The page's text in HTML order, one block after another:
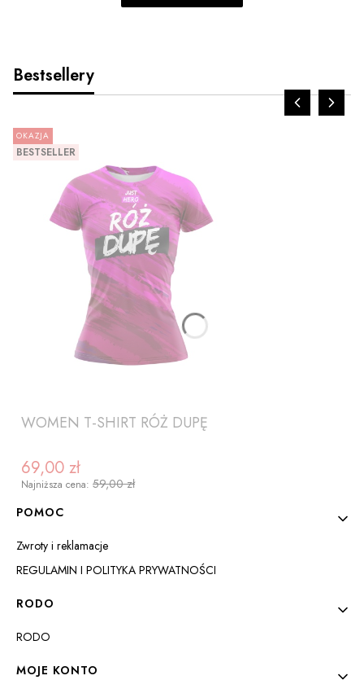
Bestsellery
OKAZJA
BESTSELLER
WOMEN T-SHIRT RÓŻ DUPĘ
Cena promocyjna
69,00 zł
Najniższa cena: 59,00 zł
Linki w stopce
POMOC
Zwroty i reklamacje
REGULAMIN I POLITYKA PRYWATNOŚCI
RODO
RODO
MOJE KONTO